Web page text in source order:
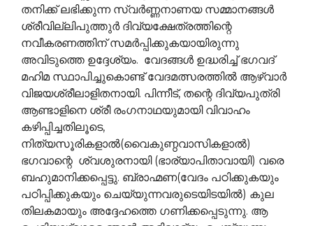
തനിക്ക് ലഭിക്കുന്ന സ്വര്‍ണ്ണനാണയ സമ്മാനങ്ങള്‍
ശ്രീവില്ലിപുത്തുര്‍ ദിവ്യക്ഷേത്രത്തിന്റെ
നവീകരണത്തിന് സമര്‍പ്പിക്കുകയായിരുന്നു
അവിടുത്തെ ഉദ്ദേശ്യം. വേദങ്ങള്‍ ഉദ്ധരിച്ച് ഭഗവദ്
മഹിമ സ്ഥാപിച്ചുകൊണ്ട് വേദമത്സരത്തില്‍ ആഴ്വാര്‍
വിജയശ്രീലാളിതനായി. പിന്നീട്, തന്റെ ദിവ്യപുത്രി
ആണ്ടാളിനെ ശ്രീ രംഗനാഥയുമായി വിവാഹം
കഴിപ്പിച്ചതിലൂടെ,
നിത്യസൂരികളാല്‍(വൈകുണ്ഠവാസികളാല്‍)
ഭഗവാന്റെ ശ്വശുരനായി (ഭാര്യാപിതാവായി) വരെ
ബഹുമാനിക്കപ്പെട്ടു. ബ്രാഹ്മണ(വേദം പഠിക്കുകയും
പഠിപ്പിക്കുകയും ചെയ്യുന്നവരുടെയിടയില്‍) കുല
തിലകമായും അദ്ദേഹത്തെ ഗണിക്കപ്പെടുന്നു. ആ